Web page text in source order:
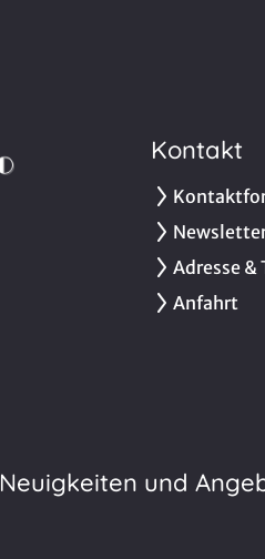
Kontakt
Adresse
Anfahrt
und